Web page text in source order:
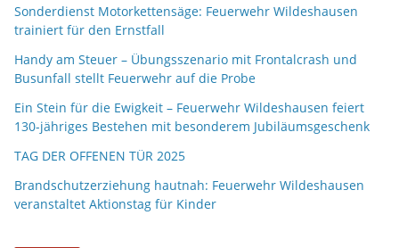
Sonderdienst Motorkettensäge: Feuerwehr Wildeshausen
trainiert für den Ernstfall
Handy am Steuer – Übungsszenario mit Frontalcrash und
Busunfall stellt Feuerwehr auf die Probe
Ein Stein für die Ewigkeit – Feuerwehr Wildeshausen feiert
130-jähriges Bestehen mit besonderem Jubiläumsgeschenk
TAG DER OFFENEN TÜR 2025
Brandschutzerziehung hautnah: Feuerwehr Wildeshausen
veranstaltet Aktionstag für Kinder